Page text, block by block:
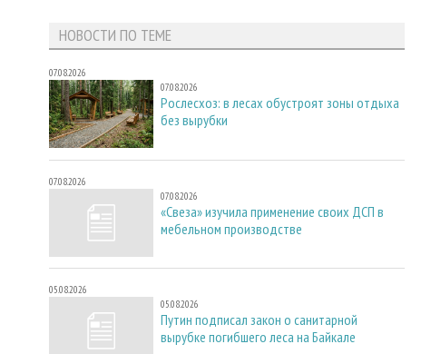
НОВОСТИ ПО ТЕМЕ
07.08.2026
07.08.2026
Рослесхоз: в лесах обустроят зоны отдыха
без вырубки
07.08.2026
07.08.2026
«Свеза» изучила применение своих ДСП в
мебельном производстве
05.08.2026
05.08.2026
Путин подписал закон о санитарной
вырубке погибшего леса на Байкале